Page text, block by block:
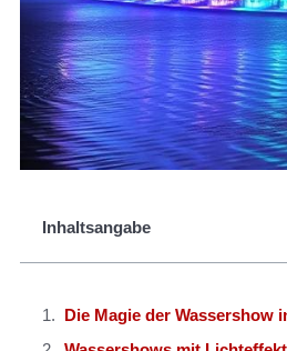
Inhaltsangabe
Die Magie der Wassershow